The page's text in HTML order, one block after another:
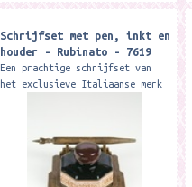
Schrijfset met pen, inkt en
houder - Rubinato - 7619
Een prachtige schrijfset van
het exclusieve Italiaanse merk